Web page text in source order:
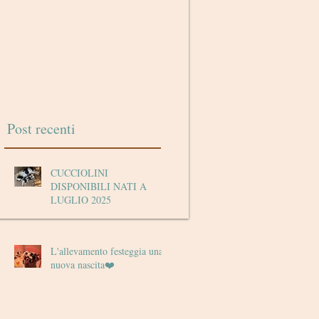
Post recenti
CUCCIOLINI
DISPONIBILI NATI A
LUGLIO 2025
L'allevamento festeggia una
nuova nascita❤️